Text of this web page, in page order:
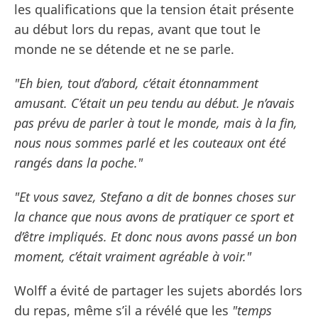
les qualifications que la tension était présente
au début lors du repas, avant que tout le
monde ne se détende et ne se parle.
"Eh bien, tout d’abord, c’était étonnamment
amusant. C’était un peu tendu au début. Je n’avais
pas prévu de parler à tout le monde, mais à la fin,
nous nous sommes parlé et les couteaux ont été
rangés dans la poche."
"Et vous savez, Stefano a dit de bonnes choses sur
la chance que nous avons de pratiquer ce sport et
d’être impliqués. Et donc nous avons passé un bon
moment, c’était vraiment agréable à voir."
Wolff a évité de partager les sujets abordés lors
du repas, même s’il a révélé que les "temps